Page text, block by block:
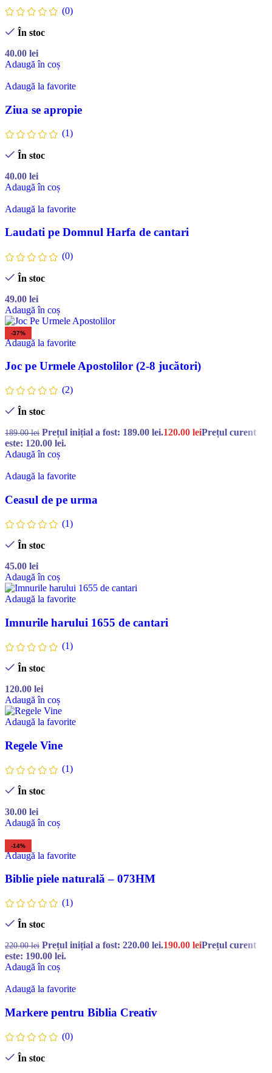
(0)
În stoc
40.00 lei
Adaugă în coș
Adaugă la favorite
Ziua se apropie
(1)
În stoc
40.00 lei
Adaugă în coș
Adaugă la favorite
Laudati pe Domnul Harfa de cantari
(0)
În stoc
49.00 lei
Adaugă în coș
-37%
Adaugă la favorite
Joc pe Urmele Apostolilor (2-8 jucători)
(2)
În stoc
189.00lei Prețul inițial a fost: 189.00 lei.120.00 leiPrețul curent
este: 120.00 lei.
Adaugă în coș
Adaugă la favorite
Ceasul de pe urma
(1)
În stoc
45.00 lei
Adaugă în coș
Adaugă la favorite
Imnurile harului 1655 de cantari
(1)
În stoc
120.00 lei
Adaugă în coș
Adaugă la favorite
Regele Vine
(1)
În stoc
30.00 lei
Adaugă în coș
-14%
Adaugă la favorite
Biblie piele naturală – 073HM
(1)
În stoc
220.00lei Prețul inițial a fost: 220.00 lei.190.00 leiPrețul curent
este: 190.00 lei.
Adaugă în coș
Adaugă la favorite
Markere pentru Biblia Creativ
(0)
În stoc